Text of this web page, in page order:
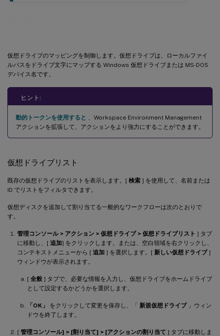
仮想ドライブのマッピングを制御します。仮想ドライブは、ローカルファイ
ルパスをドライブ文字にマップする Windows 仮想ドライブまたは MS-DOS
デバイス名です。
ヒント:
動的トークンを使用すると
、Workspace Environment Management
アクションを拡張して、アクションをより強力にすることができます。
仮想ドライブリスト
既存の仮想ドライブのリストを表示します。[ 検索 ] を使用して、名前または
ID でリストをフィルタできます。
仮想ディスクを追加して割り当てる一般的なワークフローは次のとおりで
す。
管理コンソール > アクション > 仮想ドライブ > 仮想ドライブリスト ] タブ
に移動し、[ 追加] をクリックします。または、空白領域を右クリックし、
コンテキストメニューから [ 追加 ] を選択します。[ 新しい仮想ドライブ]
ウィンドウが表示されます。
[ 全般 ] タブで、必要な情報を入力し、仮想ドライブをホームドライブ
として設定するかどうかを選択します。
「OK」 をクリックして変更を保存し、「 新規仮想ドライブ」ウィン
ドウを終了します。
[ 管理コンソール] > [割り当て] > [アクションの割り当て ] タブに移動しま